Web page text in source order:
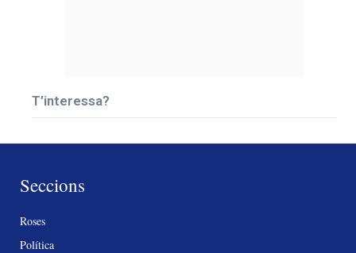
T’interessa?
Seccions
Roses
Política